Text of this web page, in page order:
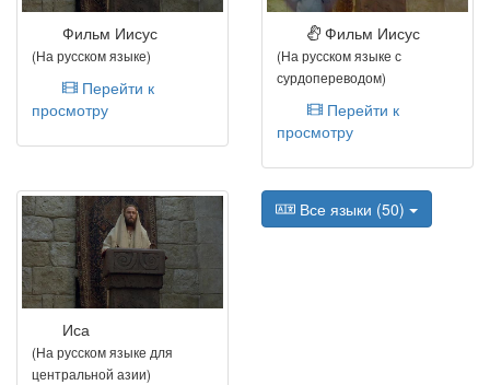
Фильм Иисус
(На русском языке)
Перейти к
просмотру
Фильм Иисус
(На русском языке с
сурдопереводом)
Перейти к
просмотру
Иса
(На русском языке для
центральной азии)
Все языки (50)